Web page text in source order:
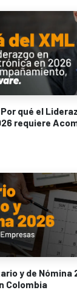
qué el
requiere
y de Nómina
Colombia